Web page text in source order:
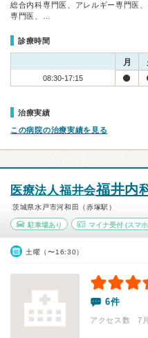
総合内科専門医、アレルギー専門医
専門医、…
診療時間
月
08:30-17:15
治療実績
この病院の治療実績を見る
医療法人福井会福井内
茨城県水戸市河和田（赤塚駅）
駐車場あり マイナ受付(スマ
土曜（〜16:30）
6件
アクセス数 7